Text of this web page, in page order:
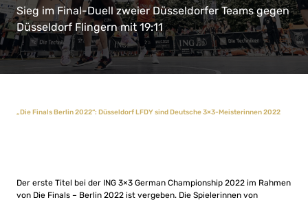
Sieg im Final-Duell zweier Düsseldorfer Teams gegen
Düsseldorf Flingern mit 19:11
„Die Finals Berlin 2022“: Düsseldorf LFDY sind Deutsche 3×3-Meisterinnen 2022
Der erste Titel bei der ING 3×3 German Championship 2022 im Rahmen
von Die Finals – Berlin 2022 ist vergeben. Die Spielerinnen von